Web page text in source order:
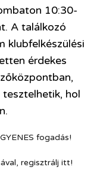
10:30-
A találkozó
klubfelkészülési
érdekes
hol
fogadás!
regisztrálj itt!